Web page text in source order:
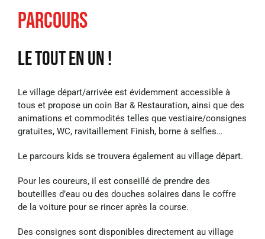
Parcours
Le tout en Un !
Le village départ/arrivée est évidemment accessible à
tous et propose un coin Bar & Restauration, ainsi que des
animations et commodités telles que vestiaire/consignes
gratuites, WC, ravitaillement Finish, borne à selfies…
Le parcours kids se trouvera également au village départ.
Pour les coureurs, il est conseillé de prendre des
bouteilles d’eau ou des douches solaires dans le coffre
de la voiture pour se rincer après la course.
Des consignes sont disponibles directement au village